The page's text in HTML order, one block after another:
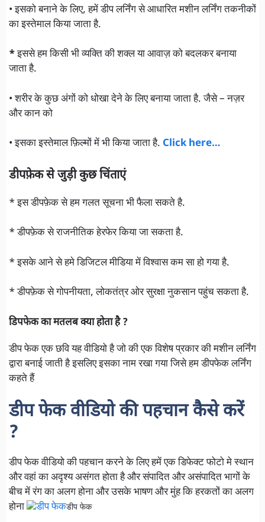
• इसको बनाने के लिए, हमें डीप लर्निंग से आधारित मशीन लर्निंग तकनीकों
का इस्तेमाल किया जाता है.
*इससे हम किसी भी व्यक्ति की शक्ल या आवाज़ को बदलकर बनाया
जाता है.
• शरीर के कुछ अंगों को धोखा देने के लिए बनाया जाता है. जैसे – नज़र
और कान को
• इसका इस्तेमाल फ़िल्मों में भी किया जाता है. Click here…
डीपफ़ेक से जुड़ी कुछ चिंताएं
* इस डीपफ़ेक से हम गलत सूचना भी फैला सकते है.
* डीपफ़ेक से राजनीतिक हेरफेर किया जा सकता है.
* इसके आने से हमे डिजिटल मीडिया में विश्वास कम सा हो गया है.
* डीपफ़ेक से गोपनीयता, लोकतंत्र ओर सुरक्षा नुकसान पहुंच सकता है.
डिपफेक का मतलब क्या होता है ?
डीप फेक एक छवि यह वीडियो है जो की एक विशेष प्रकार की मशीन लर्निंग
द्वारा बनाई जाती है इसलिए इसका नाम रखा गया जिसे हम डीपफेक लर्निंग
कहते हैं
डीप फेक वीडियो की पहचान कैसे करें
?
डीप फेक वीडियो की पहचान करने के लिए हमें एक डिफेक्ट फोटो मे स्थान
और वहां का अदृश्य असंगत होता है और संपादित और असंपादित भागों के
बीच में रंग का अलग होना और उसके भाषण और मुंह कि हरकतों का अलग
होना
डीप फेक